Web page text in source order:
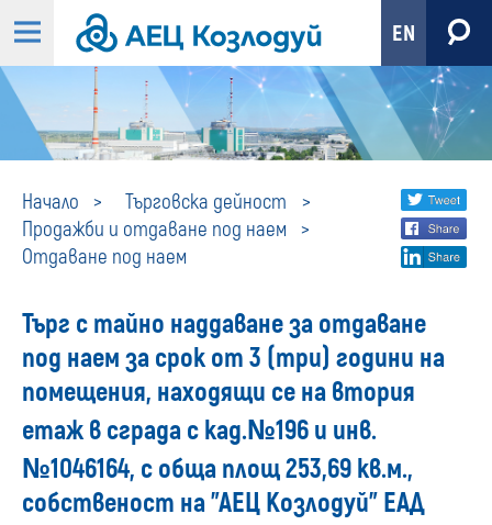
EN
Начало
Търговска дейност
Продажби и отдаване под наем
Отдаване под наем
Отдаване
наем
Share
social
Търг с тайно наддаване за отдаване
под наем за срок от 3 (три) години на
помещения, находящи се на втория
етаж в сграда с кад.№196 и инв.
№1046164, с обща площ 253,69 кв.м.,
собственост на "АЕЦ Козлодуй" ЕАД